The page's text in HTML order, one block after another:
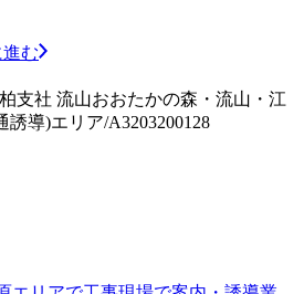
む
支社 流山おおたかの森・流山・江
誘導)エリア/A3203200128